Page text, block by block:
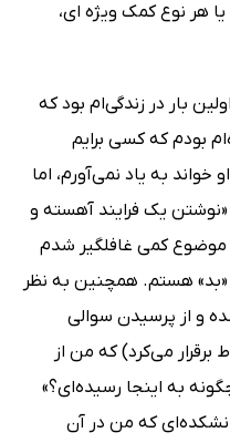
هر نوع کمک ویژه ای،
بار در زندگی‌ام بود که
بودم که کسی برایم
به یاد نمی‌آورم، اما
یک فرایند آهسته و
کمی غافلگیر شدم
هستم. همچنین به نظر
و از پرسیدن سوالی
برقرار می‌کرد) که من از
به اینجا رسیده‌ای؟»
که من در آن